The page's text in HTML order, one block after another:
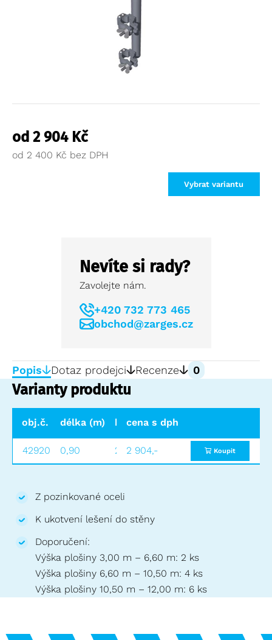
od 2 904 Kč
od 2 400 Kč
Vybrat variantu
Nevíte si rady?
Zavolejte nám.
+420 732 773 465
obchod@zarges.cz
Popis Dotaz prodejci Recenze 0
Varianty produktu
obj.č. délka (m) hmotnost (kg)
cena s dph
42920 0,90 2,0 2 400,-
2 904,- Koupit
Z pozinkované oceli
K ukotvení lešení do stěny
Doporučení:
Výška plošiny 3,00 m – 6,60 m: 2 ks
Výška plošiny 6,60 m – 10,50 m: 4 ks
Výška plošiny 10,50 m – 12,00 m: 6 ks